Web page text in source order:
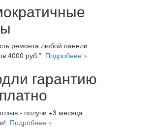
ремонта любой панели
4000 руб.* Подробнее »
гарантию
- получи +3 месяца
Подробнее »